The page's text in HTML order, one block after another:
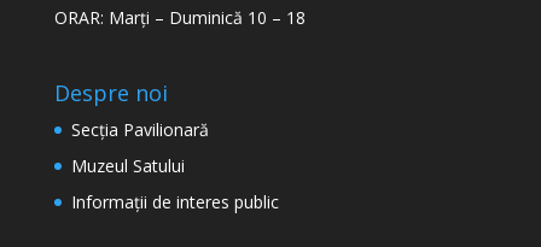
ORAR: Marți – Duminică 10 – 18
Despre noi
Secţia Pavilionară
Muzeul Satului
Informaţii de interes public